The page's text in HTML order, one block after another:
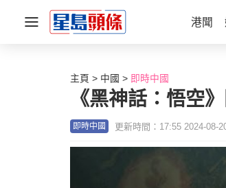
港聞
主頁 中國 即時中國
《黑神話：悟空
即時中國 更新時間：17:55 2024-08-